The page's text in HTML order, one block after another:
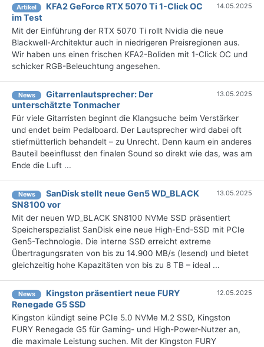
Artikel
KFA2 GeForce RTX 5070 Ti 1-Click OC
im Test
14.05.2025
Mit der Einführung der RTX 5070 Ti rollt Nvidia die neue
Blackwell-Architektur auch in niedrigeren Preisregionen aus.
Wir haben uns einen frischen KFA2-Boliden mit 1-Click OC und
schicker RGB-Beleuchtung angesehen.
News
Gitarrenlautsprecher: Der
unterschätzte Tonmacher
13.05.2025
Für viele Gitarristen beginnt die Klangsuche beim Verstärker
und endet beim Pedalboard. Der Lautsprecher wird dabei oft
stiefmütterlich behandelt – zu Unrecht. Denn kaum ein anderes
Bauteil beeinflusst den finalen Sound so direkt wie das, was am
Ende die Luft ...
News
SanDisk stellt neue Gen5 WD_BLACK
SN8100 vor
13.05.2025
Mit der neuen WD_BLACK SN8100 NVMe SSD präsentiert
Speicherspezialist SanDisk eine neue High-End-SSD mit PCIe
Gen5-Technologie. Die interne SSD erreicht extreme
Übertragungsraten von bis zu 14.900 MB/s (lesend) und bietet
gleichzeitig hohe Kapazitäten von bis zu 8 TB – ideal ...
News
Kingston präsentiert neue FURY
Renegade G5 SSD
12.05.2025
Kingston kündigt seine PCIe 5.0 NVMe M.2 SSD, Kingston
FURY Renegade G5 für Gaming- und High-Power-Nutzer an,
die maximale Leistung suchen. Mit der Kingston FURY